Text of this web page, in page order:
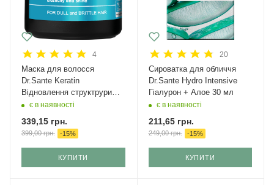
4
Маска для волосся
Dr.Sante Keratin
Відновлення структрури
1000 мл
є в наявності
339,15 грн.
399,00грн. -15%
КУПИТИ
20
Сироватка для обличчя
Dr.Sante Hydro Intensive
Гіалурон + Алое 30 мл
є в наявності
211,65грн.
249,00грн. -15%
КУПИТИ